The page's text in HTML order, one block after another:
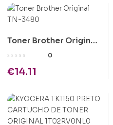
Toner Brother Original
TN-3480
0
€14.11